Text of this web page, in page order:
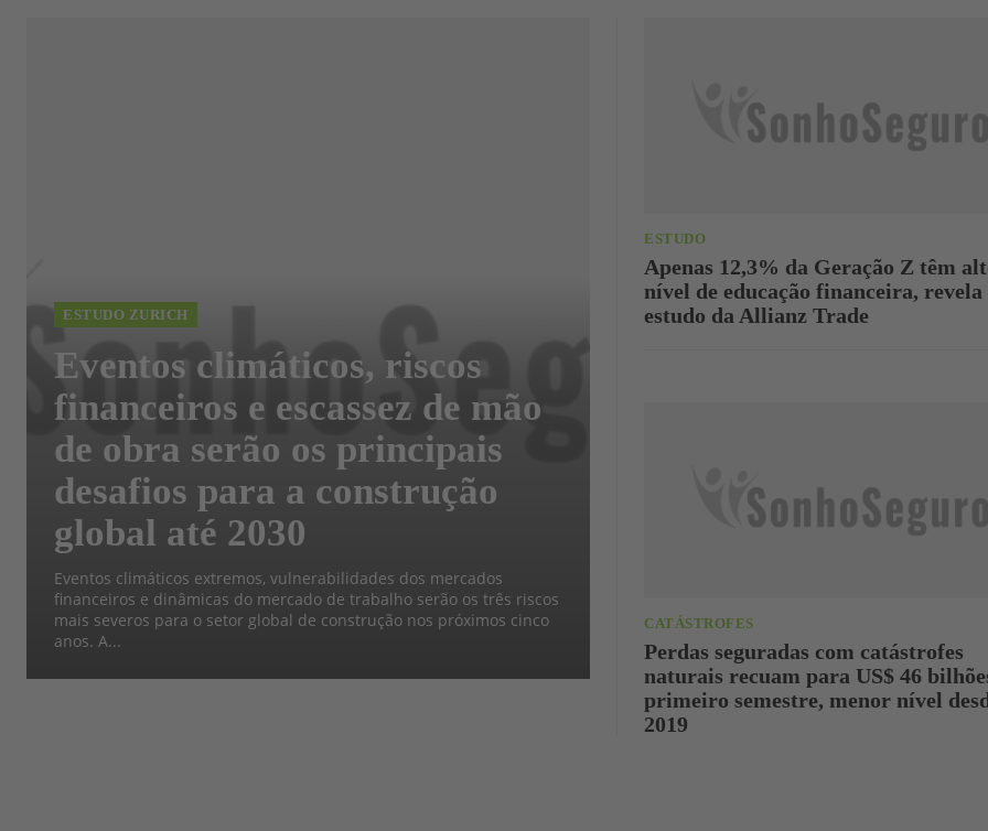
ESTUDO ZURICH
Eventos climáticos, riscos
financeiros e escassez de mão
de obra serão os principais
desafios para a construção
global até 2030
Eventos climáticos extremos, vulnerabilidades dos mercados
financeiros e dinâmicas do mercado de trabalho serão os três riscos
mais severos para o setor global de construção nos próximos cinco
anos. A...
ESTUDO
Apenas 12,3% da Geração Z têm
nível de educação financeira, revela
estudo da Allianz Trade
CATÁSTROFES
Perdas seguradas com catástrofes
naturais recuam para US$ 46
primeiro semestre, menor nível
2019